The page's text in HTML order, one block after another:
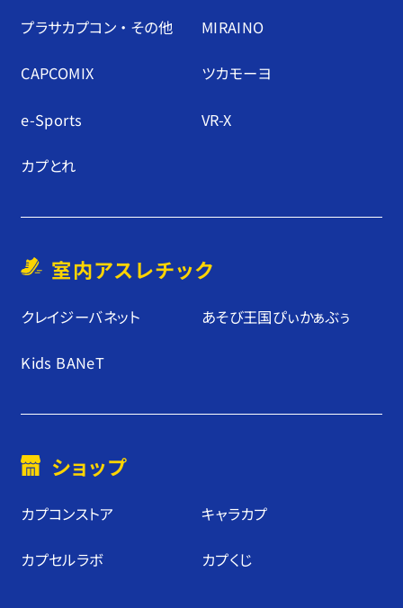
プラサカプコン ・ その他 MIRAINO
CAPCOMIX ツカモーヨ
e-Sports VR-X
カプとれ
室内アスレチック
クレイジーバネット あそび王国ぴぃかぁぶぅ
Kids BANeT
ショップ
カプコンストア キャラカプ
カプセルラボ カプくじ